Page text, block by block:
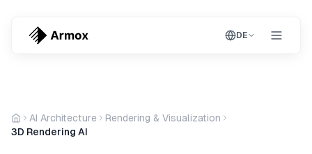
DE
AI Architecture
Rendering & Visualization
3D Rendering AI